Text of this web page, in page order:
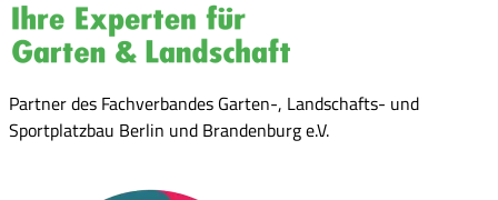
Partner des Fachverbandes Garten-, Landschafts- und
Sportplatzbau Berlin und Brandenburg e.V.